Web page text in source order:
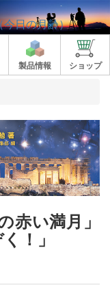
製品情報 ショップ
赤い満月」
！」